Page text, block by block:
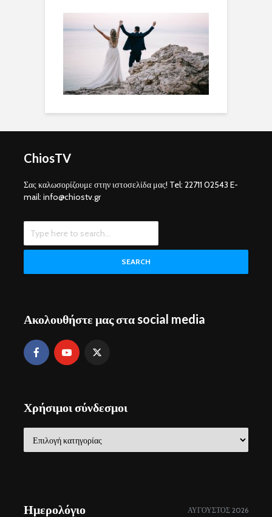
ChiosTV
Σας καλωσορίζουμε στην ιστοσελίδα μας! Tel: 22711 02543 E-
mail: info@chiostv.gr
SEARCH
Ακολουθήστε μας στα social media
Χρήσιμοι σύνδεσμοι
σύνδεσμοι
Ημερολόγιο ΑΎΓΟΥΣΤΟΣ 2026